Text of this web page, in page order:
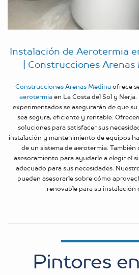
Instalación de Aerotermia
| Construcciones
Construcciones Arenas Medinaofrece
aerotermiaen La Costa del Sol y
experimentados se asegurarán de que
sea segura, eficiente y rentable.
soluciones para satisfacer sus
instalación y mantenimiento de equipos
de un sistema de aerotermia.
asesoramiento para ayudarle a elegir el
adecuado para sus necesidades.
pueden asesorarle sobre cómo
renovable para su instalación
Pintores